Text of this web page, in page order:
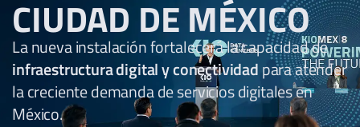
CIUDAD DE MÉXICO
La nueva instalación fortalecerá la capacidad de
infraestructura digital y conectividadpara atender
la creciente demanda de servicios digitales en
México.